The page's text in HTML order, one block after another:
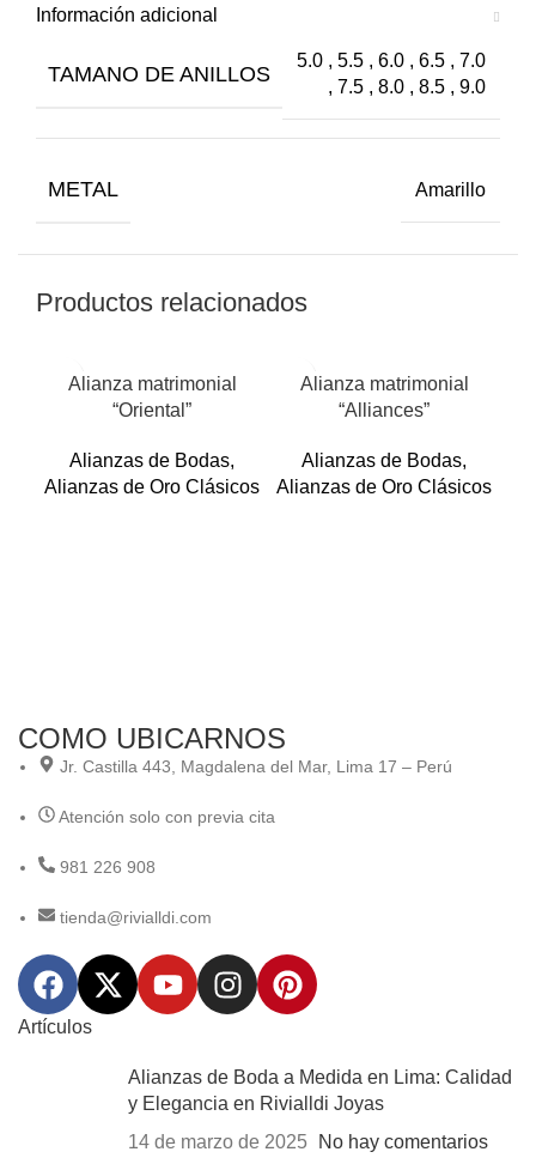
Información adicional
TAMANO DE ANILLOS
5.0 , 5.5 , 6.0 , 6.5 , 7.0
, 7.5 , 8.0 , 8.5 , 9.0
METAL Amarillo
Productos relacionados
Alianza matrimonial
“Oriental”
Alianzas de Bodas,
Alianzas de Oro Clásicos
Alianza matrimonial
“Alliances”
Alianzas de Bodas,
Alianzas de Oro Clásicos
COMO UBICARNOS
Jr. Castilla 443, Magdalena del Mar, Lima 17 – Perú
Atención solo con previa cita
981 226 908
tienda@rivialldi.com
Artículos
Alianzas de Boda a Medida en Lima: Calidad
y Elegancia en Rivialldi Joyas
14 de marzo de 2025
No hay comentarios